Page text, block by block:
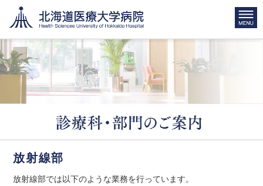
放射線部
放射線部では以下のような業務を行っています。